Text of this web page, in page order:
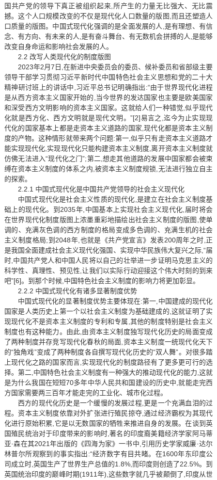
国共产党的领导下真正被组织起来,所产生的力量无比强大、无比震
撼。这个人口规模改变的不仅是现代化人口数量的版图,而且还塑造人
口质量的版图。中国式现代化强调的是全面发展的人,是有理想、有信
念、有方向、有未来的人,是有奋斗舞台、有无数机会拼搏的人,是能够
改变自身命运和影响社会发展的人。
2.2 改写人类现代化的制度版图
2023年2月7日,在新进中央委员会的委员、候补委员和省部级主要
领导干部学习贯彻习近平新时代中国特色社会主义思想和党的二十大
精神研讨班上的讲话中,习近平总书记明确指出:“由于世界现代化进程
是从西方资本主义国家开始的,当今世界的发达国家也主要是欧美国家
和深受西方文明影响的资本主义国家。这就给人们一种错觉,似乎现代
化就是西方化、西方文明就是现代文明。”[2]易言之,迄今为止实现现
代化的国家基本上都是走资本主义道路的国家,现代化都是资本主义制
度的产物。这种情形就带来两个问题:第一,似乎只有走资本主义道路才
能实现现代化,实现现代化只能构建资本主义制度,离开资本主义制度就
仿佛无法进入“现代化之门”;第二,想走其他道路的发展中国家都会被束
缚在资本主义制度的体系之内,被资本主义制度规锁,无法进行独立自主
的探索。
2.2.1 中国式现代化是中国共产党领导的社会主义现代化
中国式现代化是社会主义性质的现代化,是建立在社会主义制度基
础上的现代化。到2035年,中国基本上实现社会主义现代化,届时将会
在世界现代化制度版图上浓墨重彩地描绘出社会主义制度的版图,使单
调的、充满灰色调的西方制度的格局变成多色调的、充满生机的社会
主义制度格局;到2048年,也就是《共产党宣言》发表200周年之时,正
是我国全面建成社会主义现代化强国、实现中华民族伟大复兴之际,“届
时,中国共产党人和中国人民将以自己的壮举进一步证明马克思主义的
科学性、真理性、预见性,让我们以实际行动迎接这个伟大时刻的到来
吧”[6]。到那个时候,中国特色社会主义制度的影响力将更加彰显。
2.2.2 中国式现代化有诸多显著制度优势
中国式现代化的显著制度优势主要体现在:第一,中国建成的现代化
国家是人类历史上第一个以社会主义制度为基础建成的,这就证明了实
现现代化不是资本主义制度的专利和专属,其他的制度特别是社会主义
制度也有这种能力。由此,由资本主义制度独写现代化历史的局面变成
了两种制度并存竞写现代化春秋的局面,资本主义制度一统现代化天下
的“独角戏”变成了两种制度各自撰写现代化历史的“双人舞”。对很多踏
上现代化之路的国家而言,实现现代化的制度路径有了更多更可行的选
择。第二,中国特色社会主义制度有一种强大的推动现代化的能力,这就
是为什么我国在短短70多年中华人民共和国建设的历史中,就能走完西
方国家需要两三百年才能走完的工业化、城市化过程。
西方的现代化历史是一个缓慢的发展过程,更是一个充满血泪的过
程。资本主义制度依靠对外扩张进行殖民掠夺,通过经济霸权为其现代
化进行原始积累,它是以无数国家的牺牲来推进自身的发展。在谈到英
国殖民统治对于印度带来的影响时,著名的印度裔美籍经济学家阿马蒂
亚·森在其2021年出版的《四海为家》一书中,引用历史学家威廉·达尔
林普尔所观察到的事实指出:“经济数字有目共睹。在1600年东印度公
司成立时,英国生产了世界生产总值的1.8%,而印度则创造了22.5%。到
英国统治印度的巅峰时期(1911年),这些数字就几乎被颠倒了,印度从世